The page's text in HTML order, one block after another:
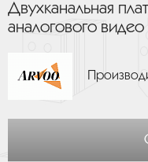
Двухканальная
аналогового видео